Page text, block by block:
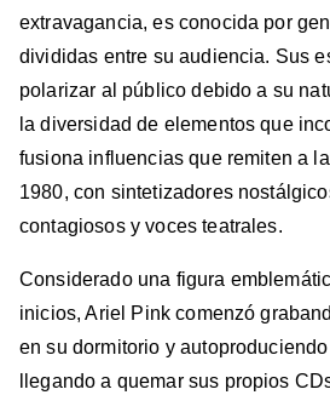
extravagancia, es conocida por
divididas entre su audiencia. Sus
polarizar al público debido a su
la diversidad de elementos que
fusiona influencias que remiten a
1980, con sintetizadores
contagiosos y voces teatrales.
Considerado una figura
inicios, Ariel Pink comenzó
en su dormitorio y
llegando a quemar sus propios